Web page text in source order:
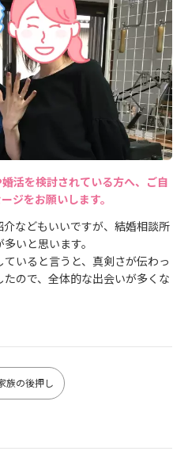
活を検討されている方へ、ご自
ジをお願いします。
などもいいですが、結婚相談所
いと思います。
いると言うと、真剣さが伝わっ
ので、全体的な出会いが多くな
族の後押し